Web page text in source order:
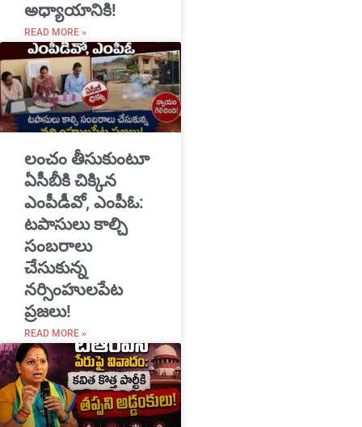
అధ్యాయానికి!
READ MORE »
​లంచం తీసుకుంటూ
ఏసీబీకి చిక్కిన
ఎంపీడీవో, ఎంపీఓ:
టపాసులు కాల్చి
సంబరాలు
చేసుకున్న
నర్సింహులపేట
ప్రజలు!
READ MORE »